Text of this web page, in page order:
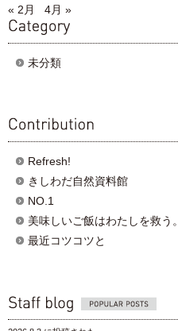
« 2月 4月 »
未分類
Refresh!
きしわだ自然資料館
NO.1
美味しいご飯はわたしを救う。
最近コツコツと
Popular posts